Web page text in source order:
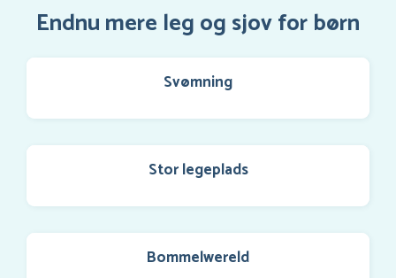
Endnu mere leg og sjov for børn
Svømning
Stor legeplads
Bommelwereld